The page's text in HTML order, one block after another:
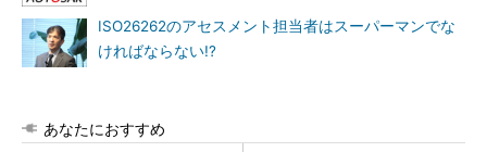
ISO26262のアセスメント担当者はスーパーマンでな
ければならない!?
あなたにおすすめ